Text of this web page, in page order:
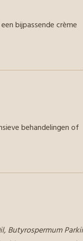
bijpassende crème
behandelingen of
Butyrospermum Parkii